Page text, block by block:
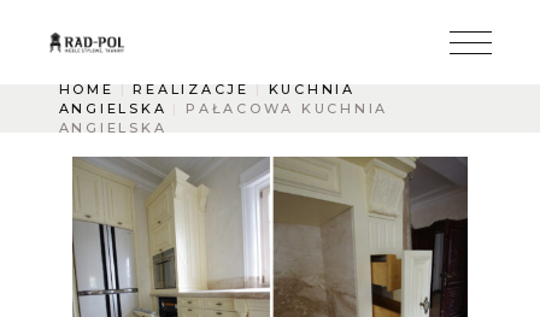
HOME REALIZACJE
KUCHNIA
ANGIELSKA
PAŁACOWA KUCHNIA
ANGIELSKA